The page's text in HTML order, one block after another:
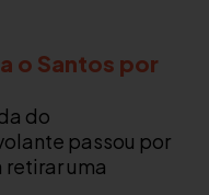
o Santos por
do
passou por
retirar uma